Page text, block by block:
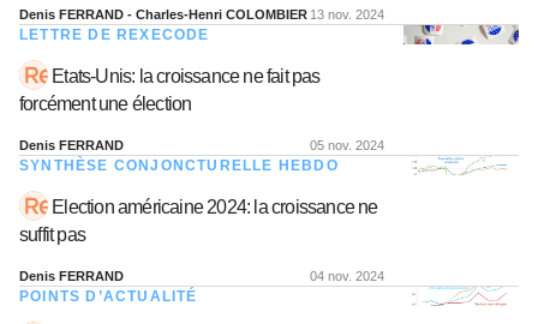
Denis FERRAND - Charles-Henri COLOMBIER 13 nov. 2024
LETTRE DE REXECODE
Etats-Unis: la croissance ne fait pas
forcément une élection
Denis FERRAND 05 nov. 2024
SYNTHÈSE CONJONCTURELLE HEBDO
Election américaine 2024: la croissance ne
suffit pas
Denis FERRAND 04 nov. 2024
POINTS D’ACTUALITÉ